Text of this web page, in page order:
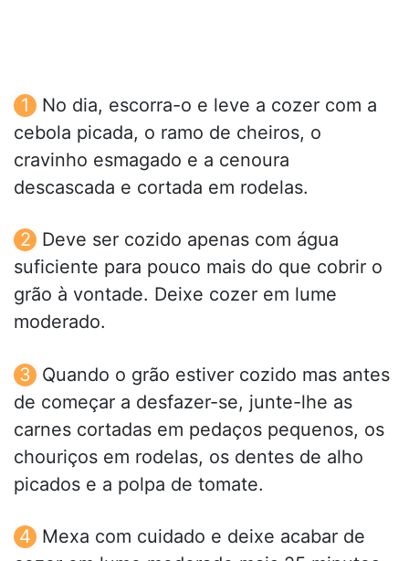
No dia, escorra-o e leve a cozer com a
cebola picada, o ramo de cheiros, o
cravinho esmagado e a cenoura
descascada e cortada em rodelas.
Deve ser cozido apenas com água
suficiente para pouco mais do que cobrir o
grão à vontade. Deixe cozer em lume
moderado.
Quando o grão estiver cozido mas antes
de começar a desfazer-se, junte-lhe as
carnes cortadas em pedaços pequenos, os
chouriços em rodelas, os dentes de alho
picados e a polpa de tomate.
Mexa com cuidado e deixe acabar de